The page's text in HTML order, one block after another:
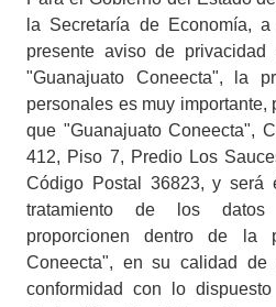
Encuentra el
encuentra el talento
necesitas para tu
Municipio
Cargo o categoría
la Secretaría de Economía,
presente aviso de
"Guanajuato Coneecta", la
personales es muy importante,
que "Guanajuato Coneecta",
412, Piso 7, Predio Los
Código Postal 36823, y será
tratamiento de los
proporcionen dentro de la
Coneecta", en su calidad
conformidad con lo